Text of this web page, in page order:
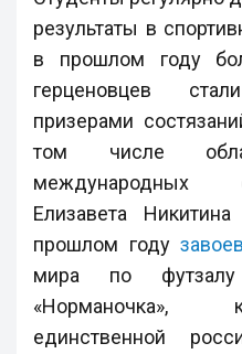
результаты в
в прошлом году
герценовцев
призерами
том числе
международных
Елизавета
прошлом году
мира по
«Норманочка»,
единственной